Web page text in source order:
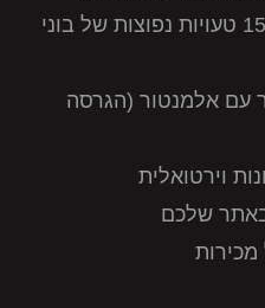
ככה לא בונים בוורדפרס - 15 טעויות נפוצות של בוני
עם אלמנטור (הגרסה
וירטואלית
שלכם
מכירות